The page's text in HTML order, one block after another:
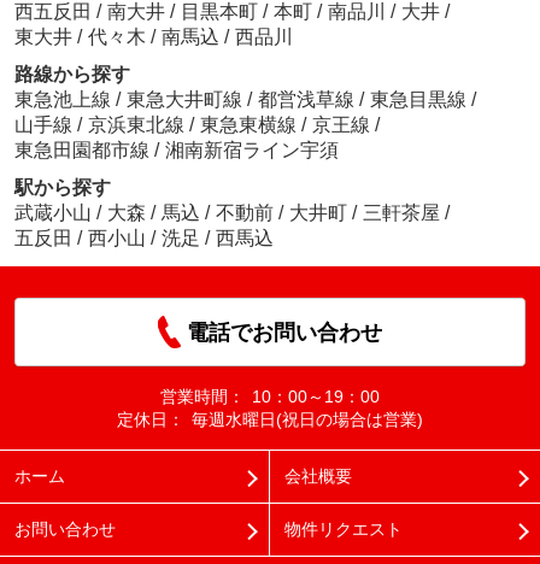
西五反田 / 南大井 / 目黒本町 / 本町 / 南品川 / 大井 /
東大井 / 代々木 / 南馬込 / 西品川
路線から探す
東急池上線 / 東急大井町線 / 都営浅草線 / 東急目黒線 /
山手線 / 京浜東北線 / 東急東横線 / 京王線 /
東急田園都市線 / 湘南新宿ライン宇須
駅から探す
武蔵小山 / 大森 / 馬込 / 不動前 / 大井町 / 三軒茶屋 /
五反田 / 西小山 / 洗足 / 西馬込
電話でお問い合わせ
営業時間：
10：00～19：00
定休日：
毎週水曜日(祝日の場合は営業)
ホーム 会社概要
お問い合わせ 物件リクエスト